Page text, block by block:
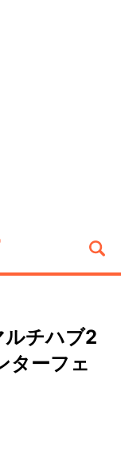
チハブ2
ターフェ